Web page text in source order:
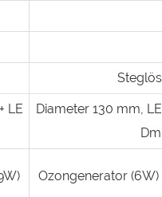
LE
Diameter 130 mm,
Ozongenerator